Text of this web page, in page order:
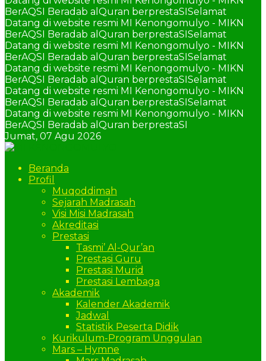
BerAQSI Beradab alQuran berprestaSISelamat
Datang di website resmi MI Kenongomulyo - MIKN
BerAQSI Beradab alQuran berprestaSISelamat
Datang di website resmi MI Kenongomulyo - MIKN
BerAQSI Beradab alQuran berprestaSISelamat
Datang di website resmi MI Kenongomulyo - MIKN
BerAQSI Beradab alQuran berprestaSISelamat
Datang di website resmi MI Kenongomulyo - MIKN
BerAQSI Beradab alQuran berprestaSISelamat
Datang di website resmi MI Kenongomulyo - MIKN
BerAQSI Beradab alQuran berprestaSI
Jumat, 07 Agu 2026
Beranda
Profil
Muqoddimah
Sejarah Madrasah
Visi Misi Madrasah
Akreditasi
Prestasi
Tasmi’ Al-Qur’an
Prestasi Guru
Prestasi Murid
Prestasi Lembaga
Akademik
Kalender Akademik
Jadwal
Statistik Peserta Didik
Kurikulum-Program Unggulan
Mars – Hymne